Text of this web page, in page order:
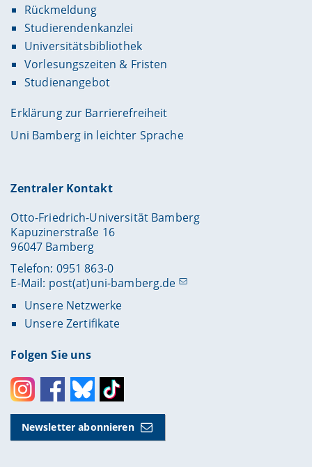
Rückmeldung
Studierendenkanzlei
Universitätsbibliothek
Vorlesungszeiten & Fristen
Studienangebot
Erklärung zur Barrierefreiheit
Uni Bamberg in leichter Sprache
Zentraler Kontakt
Otto-Friedrich-Universität Bamberg
Kapuzinerstraße 16
96047 Bamberg
Telefon: 0951 863-0
E-Mail: post(at)uni-bamberg.de
Unsere Netzwerke
Unsere Zertifikate
Folgen Sie uns
InstagramFacebookBlueskyToktok
Newsletter abonnieren